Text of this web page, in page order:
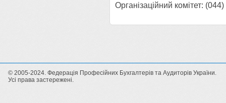
Організаційний комітет:
© 2005-2024. Федерація Професійних Бухгалтерів та Аудиторів України.
Усі права застережені.